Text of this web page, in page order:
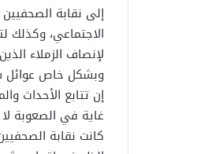
إلى نقابة
لإنصاف الزملاء
وبشكل خاص عوائل
إن تتابع الأحداث
كانت نقابة